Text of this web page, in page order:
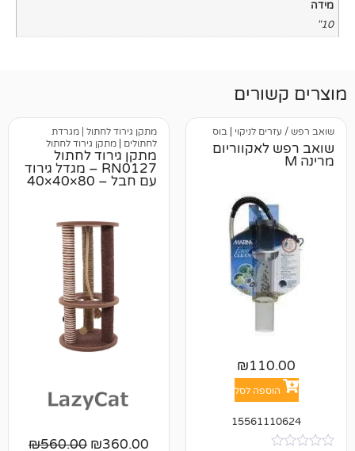
לניקוי|בוס
מתקן גירוד לחתול | מגרדת
לחתולים
מתקן גירוד לחתול
מתקן גירוד לחתול
RN0127 – מגדל גירוד
עם חבל – 80×40×40
סמ
₪560.00